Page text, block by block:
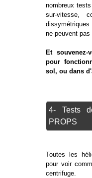
nombreux
sur-vitesse,
ne peuvent pas
Et
pour
sol, ou dans
4- Tests
PROPS
Toutes les
pour voir
centrifuge.